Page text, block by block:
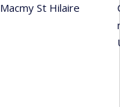
Macmy St Hilaire